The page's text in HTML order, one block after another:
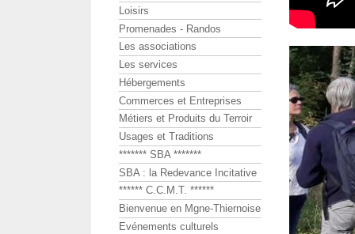
Loisirs
Promenades - Randos
Les associations
Les services
Hébergements
Commerces et Entreprises
Métiers et Produits du Terroir
Usages et Traditions
******* SBA *******
SBA : la Redevance Incitative
****** C.C.M.T. ******
Bienvenue en Mgne-Thiernoise
Evénements culturels